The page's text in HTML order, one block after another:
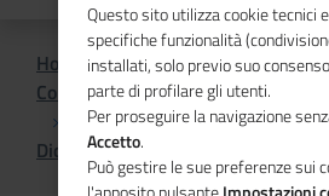
Home
Comunicazione istituzionale per il
Dicono di noi
Questo sito utilizza cookie tecnici
specifiche funzionalità
installati, solo previo suo
parte di profilare gli utenti.
Per proseguire la navigazione
Accetto.
Può gestire le sue preferenze sui